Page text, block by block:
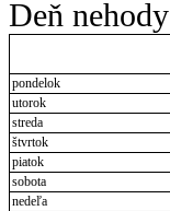
Deň nehody
pondelok
utorok
streda
štvrtok
piatok
sobota
nedeľa